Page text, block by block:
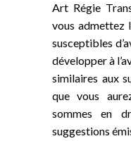
Art Régie
vous admettez
susceptibles
développer à
similaires aux
que vous
sommes en
suggestions